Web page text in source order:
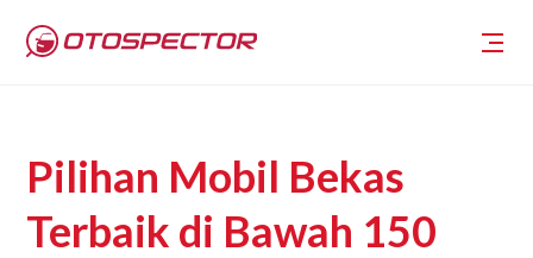
Pilihan Mobil Bekas
Terbaik di Bawah 150